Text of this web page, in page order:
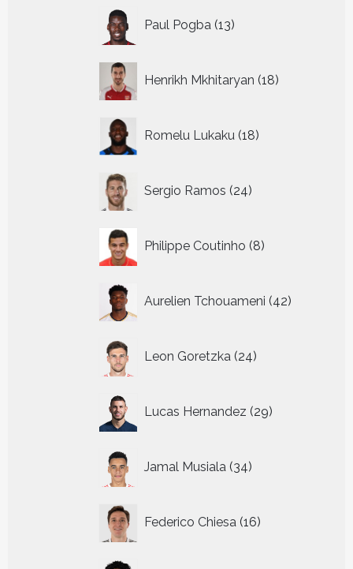
Paul Pogba 13
producten
Henrikh Mkhitaryan 18
producten
Romelu Lukaku 18
producten
Sergio Ramos 24
producten
Philippe Coutinho 8
producten
Aurelien Tchouameni 42
producten
Leon Goretzka 24
producten
Lucas Hernandez 29
producten
Jamal Musiala 34
producten
Federico Chiesa 16
producten